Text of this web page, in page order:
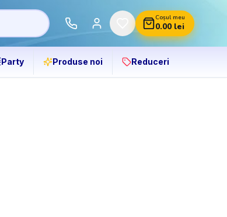
Coșul meu
0.00lei
Party Produse noi Reduceri